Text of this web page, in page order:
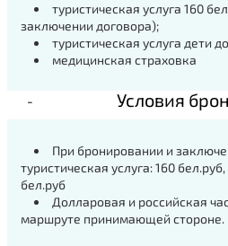
туристическая услуга 160
заключении договора);
туристическая услуга дети
медицинская страховка
Условия
При бронировании и
туристическая услуга: 160
бел.руб
Долларовая и российская
маршруте принимающей стороне.